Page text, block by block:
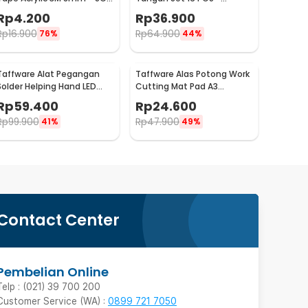
4.200
16.900 76%
WW082
Rp36.900
Rp64.900 44%
Alat Pegangan
Helping Hand LED
59.400
99.900 41%
Taffware Alas Potong Work
Cutting Mat Pad A3
45x30cm
Rp24.600
Rp47.900 49%
Center
Online
: (021) 39 700 200
Service (WA) : 0899 721 7050